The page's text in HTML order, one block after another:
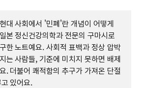
대 사회에서 '민폐'란 개념이 어떻게
본 정신건강의학과 전문의 구마시로
한 노트예요. 사회적 표백과 정상 압박
는 사람들, 기준에 미치지 못하면 배제
. 더불어 쾌적함의 추구가 가져온 단절
있어요.